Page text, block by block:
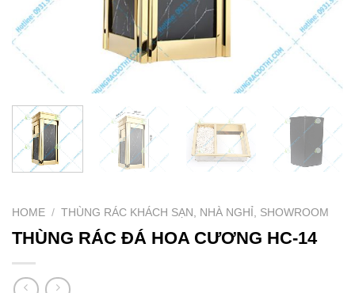
HOME / THÙNG RÁC KHÁCH SẠN, NHÀ NGHỈ, SHOWROOM
THÙNG RÁC ĐÁ HOA CƯƠNG HC-14